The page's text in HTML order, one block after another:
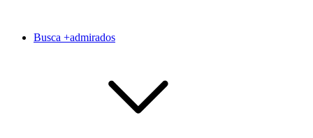
Busca +admirados